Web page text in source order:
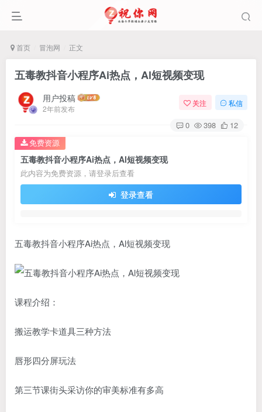
首页 冒泡网 正文
五毒教抖音小程序Ai热点，Al短视频变现
用户投稿
2年前发布
关注 私信
0 398 12
五毒教抖音小程序Ai热点，Al短视频变现
此内容为免费资源，请登录后查看
登录查看
免费资源
五毒教抖音小程序Ai热点，Al短视频变现
课程介绍：
搬运教学卡道具三种方法
唇形四分屏玩法
第三节课街头采访你的审美标准有多高